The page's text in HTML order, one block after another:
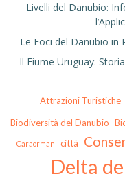
Livelli del Danubio:
Le Foci del Danubio in
Il Fiume Uruguay:
Attrazioni Turistiche
Biodiversità del Danubio
Caraorman città
Delta